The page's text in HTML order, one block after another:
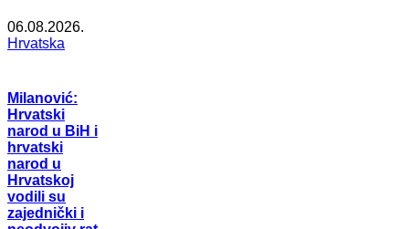
06.08.2026.
Hrvatska
Milanović:
Hrvatski
narod u BiH i
hrvatski
narod u
Hrvatskoj
vodili su
zajednički i